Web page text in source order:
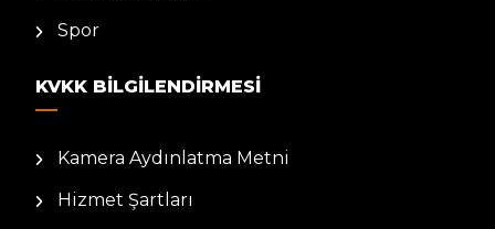
Spor
KVKK BILGILENDIRMESI
Kamera Aydınlatma Metni
Hizmet Şartları